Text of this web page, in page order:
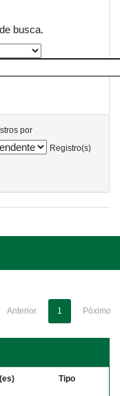
busca.
por
Registro(s)
Anterior 1 Póximo
Tipo